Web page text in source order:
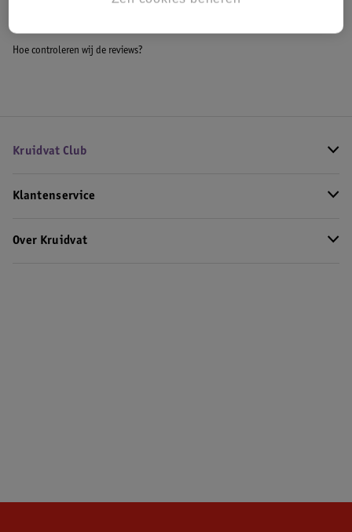
Hoe controleren wij de reviews?
Kruidvat Club
Klantenservice
Over Kruidvat